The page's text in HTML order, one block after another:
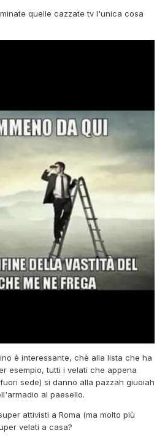
quelle cazzate tv l'unica cosa
è interessante, chè alla lista che ha
esempio, tutti i velati che appena
sede) si danno alla pazzah giuoiah
al paesello.
attivisti a Roma (ma molto più
velati a casa?